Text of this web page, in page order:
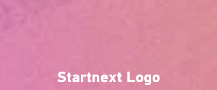
Startnext Logo